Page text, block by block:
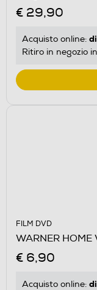
€ 29,90
Acquisto online:
Ritiro in negozio
FILM DVD
WARNER
€ 6,90
Acquisto online: